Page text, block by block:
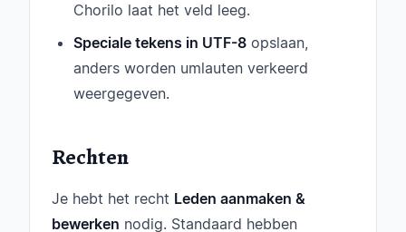
Chorilo laat het veld leeg.
Speciale tekens in UTF-8 opslaan,
anders worden umlauten verkeerd
weergegeven.
Rechten
Je hebt het recht Leden aanmaken &
bewerken nodig. Standaard hebben